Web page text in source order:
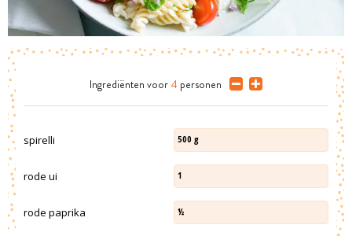
Ingrediënten voor 4 personen
spirelli 500 g
rode ui 1
rode paprika ½